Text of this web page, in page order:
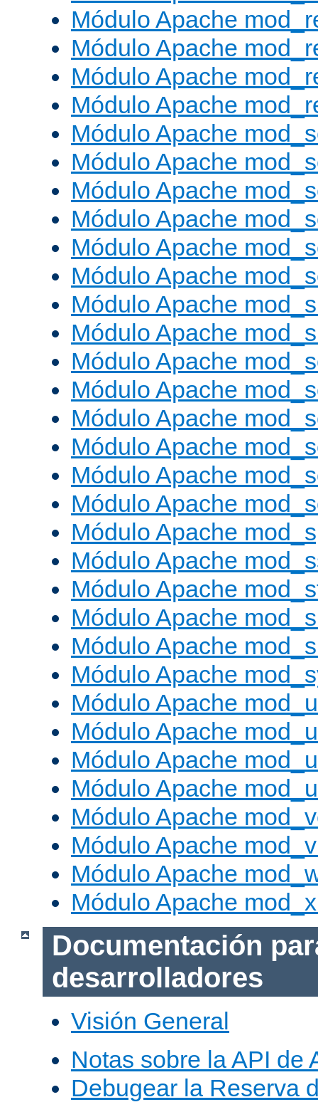
Módulo Apache
Módulo Apache
Módulo Apache
Módulo Apache
Módulo Apache
Módulo Apache
Módulo Apache
Módulo Apache
Módulo Apache
Módulo Apache
Módulo Apache
Módulo Apache
Módulo Apache
Módulo Apache
Módulo Apache
Módulo Apache
Módulo Apache
Módulo Apache
Módulo Apache
Módulo Apache
Módulo Apache
Módulo Apache
Módulo Apache
Módulo Apache
Módulo Apache
Módulo Apache
Módulo Apache
Módulo Apache
Módulo Apache
Módulo Apache
Módulo Apache
Módulo Apache
Documentación
desarrolladores
Visión General
Notas sobre la API de
Debugear la Reserva